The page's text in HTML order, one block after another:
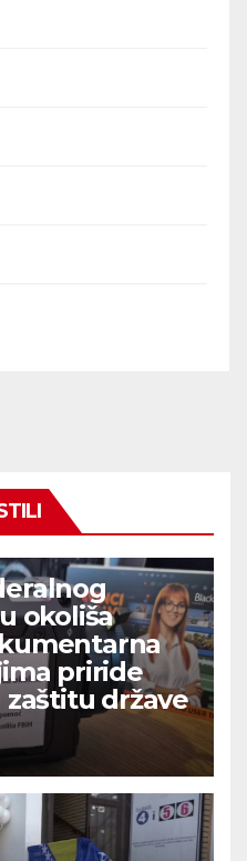
okoliša
priride
države